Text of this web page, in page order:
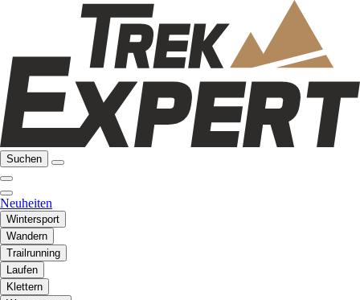
Suchen
Neuheiten
Wintersport
Wandern
Trailrunning
Laufen
Klettern